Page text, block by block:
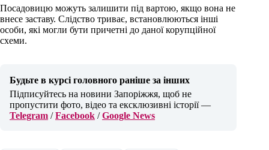
Посадовицю можуть залишити під вартою, якщо вона не
внесе заставу. Слідство триває, встановлюються інші
особи, які могли бути причетні до даної корупційної
схеми.
Будьте в курсі головного раніше за інших
Підписуйтесь на новини Запоріжжя, щоб не
пропустити фото, відео та ексклюзивні історії —
Telegram /Facebook /Google News